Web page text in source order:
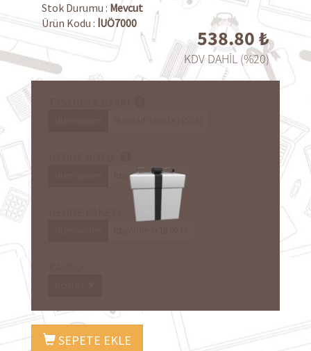
Stok Durumu : Mevcut
Ürün Kodu : İUÖ7000
538.80₺
KDV DAHİL (%20)
İstiyorum (+8.00 ₺)
SEPETE EKLE